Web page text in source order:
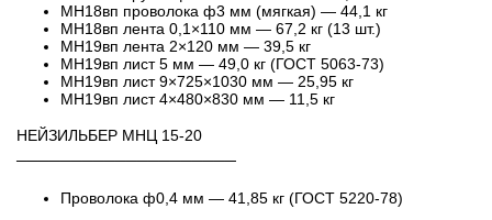
МН18вп проволока ф3 мм (мягкая) — 44,1 кг
МН18вп лента 0,1×110 мм — 67,2 кг (13 шт.)
МН19вп лента 2×120 мм — 39,5 кг
МН19вп лист 5 мм — 49,0 кг (ГОСТ 5063-73)
МН19вп лист 9×725×1030 мм — 25,95 кг
МН19вп лист 4×480×830 мм — 11,5 кг
НЕЙЗИЛЬБЕР МНЦ 15-20
────────────────────
Проволока ф0,4 мм — 41,85 кг (ГОСТ 5220-78)